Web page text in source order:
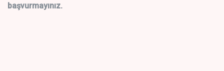
başvurmayınız.